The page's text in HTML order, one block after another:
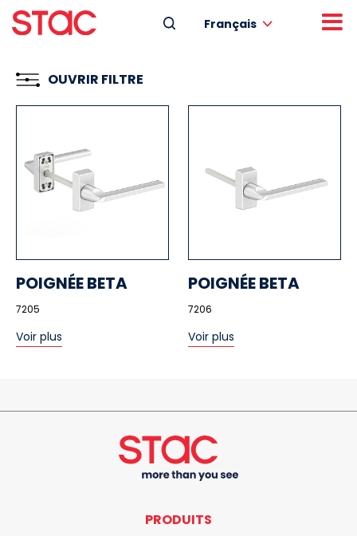
Français
OUVRIR FILTRE
POIGNÉE BETA
7205
Voir plus
POIGNÉE BETA
7206
Voir plus
PRODUITS